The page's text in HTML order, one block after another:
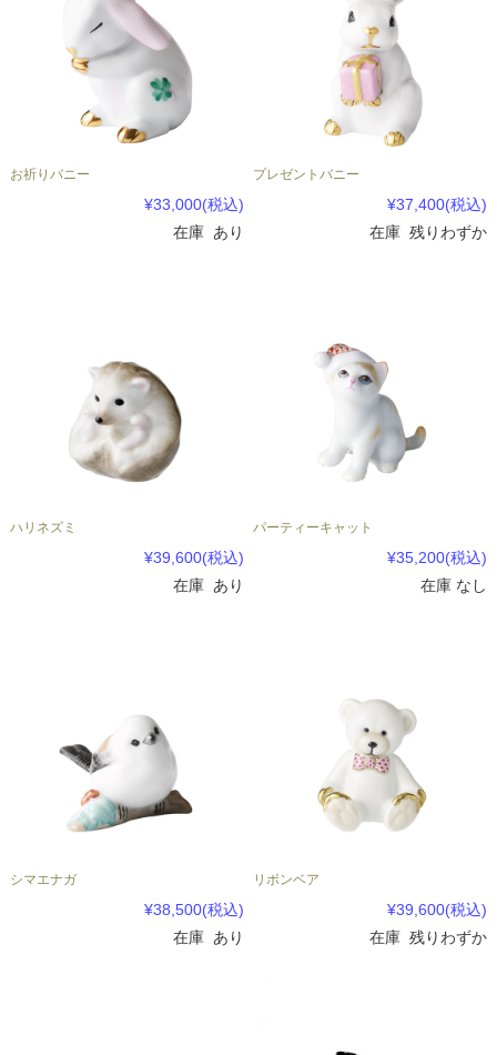
お祈りバニー
¥33,000(税込)
在庫 あり
プレゼントバニー
¥37,400(税込)
在庫 残りわずか
ハリネズミ
¥39,600(税込)
在庫 あり
パーティーキャット
¥35,200(税込)
在庫 なし
シマエナガ
¥38,500(税込)
在庫 あり
リボンベア
¥39,600(税込)
在庫 残りわずか